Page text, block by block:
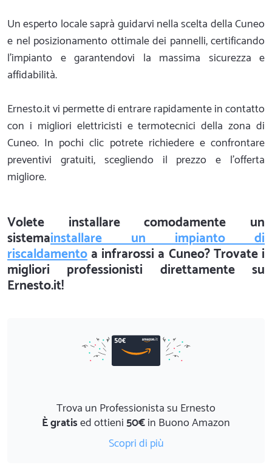
Un esperto locale saprà guidarvi nella scelta della Cuneo
e nel posizionamento ottimale dei pannelli, certificando
l'impianto e garantendovi la massima sicurezza e
affidabilità.
Ernesto.it vi permette di entrare rapidamente in contatto
con i migliori elettricisti e termotecnici della zona di
Cuneo. In pochi clic potrete richiedere e confrontare
preventivi gratuiti, scegliendo il prezzo e l'offerta
migliore.
Volete installare comodamente un
sistemainstallare un impianto di
riscaldamento a infrarossi a Cuneo? Trovate i
migliori professionisti direttamente su
Ernesto.it!
Trova un Professionista su Ernesto
È gratised ottieni50€in Buono Amazon
Scopri di più